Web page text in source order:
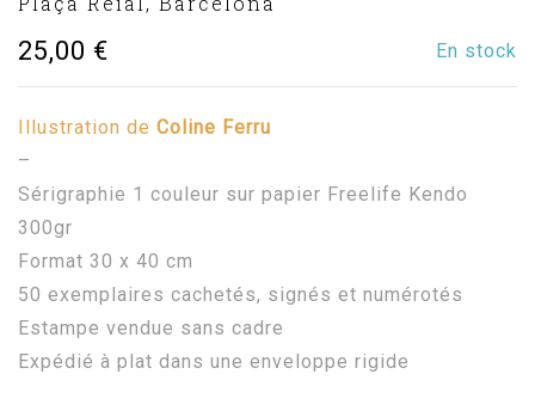
25,00 € En stock
Illustration de Coline Ferru
–
Sérigraphie 1 couleur sur papier Freelife Kendo
300gr
Format 30 x 40 cm
50 exemplaires cachetés, signés et numérotés
Estampe vendue sans cadre
Expédié à plat dans une enveloppe rigide